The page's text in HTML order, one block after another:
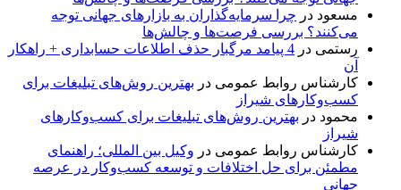
مسعود در چرا سرمایه‌گذاران به بازارهای جهانی توجه
می‌کنند؟ بررسی فرصت‌ها و چالش‌ها
رستمی در
4 پیامد مرگبار حذف اطلاعات حسابداری + راهکار
آن
کارشناس روابط عمومی در بهترین روش‌های تبلیغات برای
کسب‌وکارهای شیراز
محمود در بهترین روش‌های تبلیغات برای کسب‌وکارهای
شیراز
کارشناس روابط عمومی در وکیل بین المللی؛ راهنمای
مطمئن برای حل اختلافات و توسعه کسب‌وکار در عرصه
جهانی